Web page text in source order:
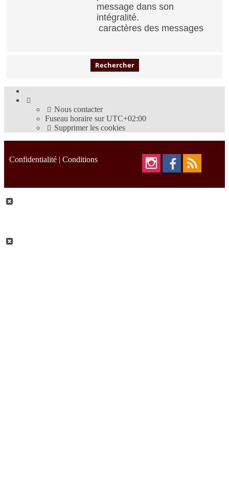
message dans son
intégralité.
caractères des messages
Nous contacter
Fuseau horaire surUTC+02:00
Supprimer les cookies
Confidentialité | Conditions